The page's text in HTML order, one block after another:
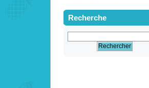
Recherche